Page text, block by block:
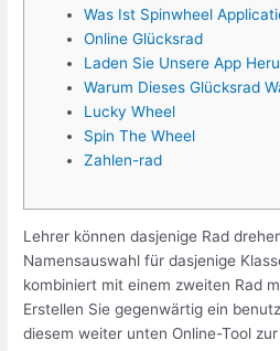
Was Ist Spinwheel
Online Glücksrad
Laden Sie Unsere App
Warum Dieses Glücksrad
Lucky Wheel
Spin The Wheel
Zahlen-rad
Lehrer können dasjenige Rad
Namensauswahl für dasjenige
kombiniert mit einem zweiten Rad
Erstellen Sie gegenwärtig ein
diesem weiter unten Online-Tool zur